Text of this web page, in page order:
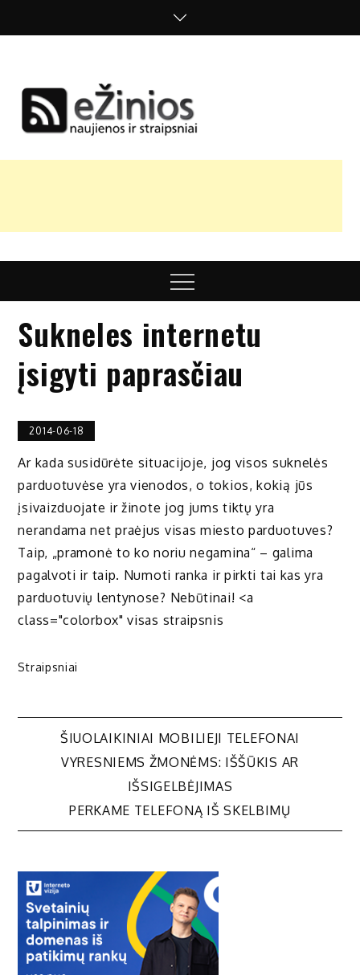
nuomonės
Menu
Sukneles internetu
įsigyti paprasčiau
2014-06-18
Ar kada susidūrėte situacijoje, jog visos suknelės
parduotuvėse yra vienodos, o tokios, kokią jūs
įsivaizduojate ir žinote jog jums tiktų yra
nerandama net praėjus visas miesto parduotuves?
Taip, „pramonė to ko noriu negamina“ – galima
pagalvoti ir taip. Numoti ranka ir pirkti tai kas yra
parduotuvių lentynose? Nebūtinai! <a
class="colorbox" visas straipsnis
Straipsniai
Navigacija
įrašų
ŠIUOLAIKINIAI MOBILIEJI TELEFONAI
VYRESNIEMS ŽMONĖMS: IŠŠŪKIS AR
IŠSIGELBĖJIMAS
PERKAME TELEFONĄ IŠ SKELBIMŲ